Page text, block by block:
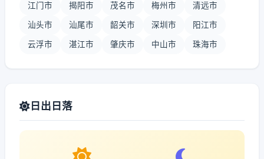
江门市 揭阳市 茂名市 梅州市 清远市
汕头市 汕尾市 韶关市 深圳市 阳江市
云浮市 湛江市 肇庆市 中山市 珠海市
日出日落